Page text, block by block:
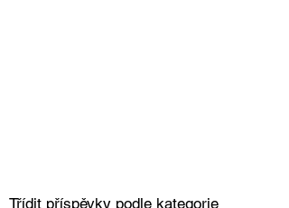
Třídit příspěvky podle kategorie